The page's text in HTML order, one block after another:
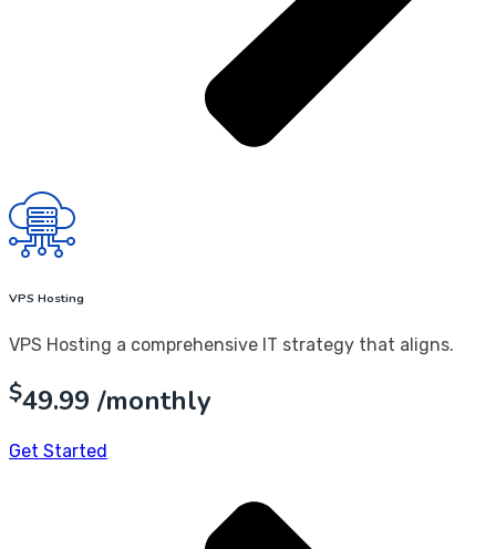
VPS Hosting
VPS Hosting a comprehensive IT strategy that aligns.
$49.99/monthly
Get Started